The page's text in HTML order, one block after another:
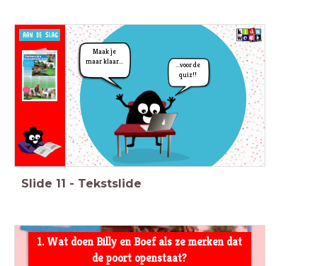
Maak je
maar klaar...
...voor de
quiz!!
Slide 11 - Tekstslide
1. Wat doen Billy en Boef als ze merken dat
de poort openstaat?